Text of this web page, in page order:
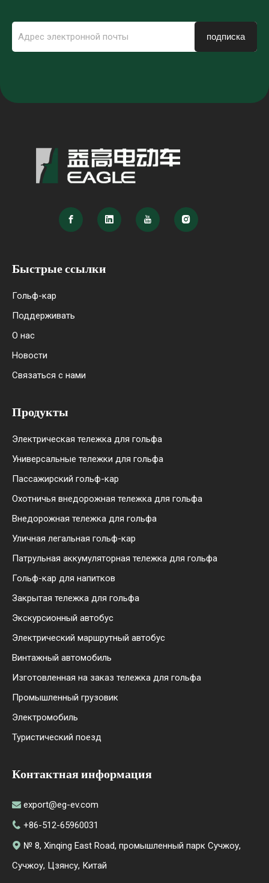
подписка
Быстрые ссылки
Гольф-кар
Поддерживать
О нас
Новости
Связаться с нами
Продукты
Электрическая тележка для гольфа
Универсальные тележки для гольфа
Пассажирский гольф-кар
Охотничья внедорожная тележка для гольфа
Внедорожная тележка для гольфа
Уличная легальная гольф-кар
Патрульная аккумуляторная тележка для гольфа
Гольф-кар для напитков
Закрытая тележка для гольфа
Экскурсионный автобус
Электрический маршрутный автобус
Винтажный автомобиль
Изготовленная на заказ тележка для гольфа
Промышленный грузовик
Электромобиль
Туристический поезд
Контактная информация
 export@eg-ev.com
 +86-512-65960031
 № 8, Xinqing East Road, промышленный парк Сучжоу,
Сучжоу, Цзянсу, Китай